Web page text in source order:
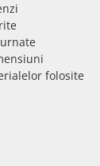
folosite